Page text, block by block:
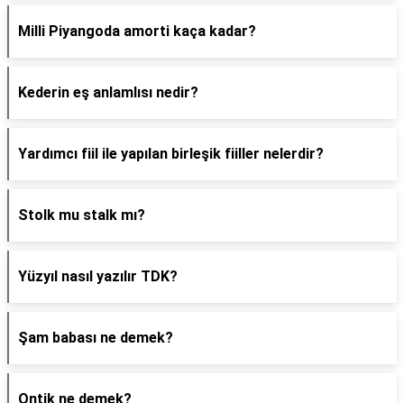
Milli Piyangoda amorti kaça kadar?
Kederin eş anlamlısı nedir?
Yardımcı fiil ile yapılan birleşik fiiller nelerdir?
Stolk mu stalk mı?
Yüzyıl nasıl yazılır TDK?
Şam babası ne demek?
Ontik ne demek?